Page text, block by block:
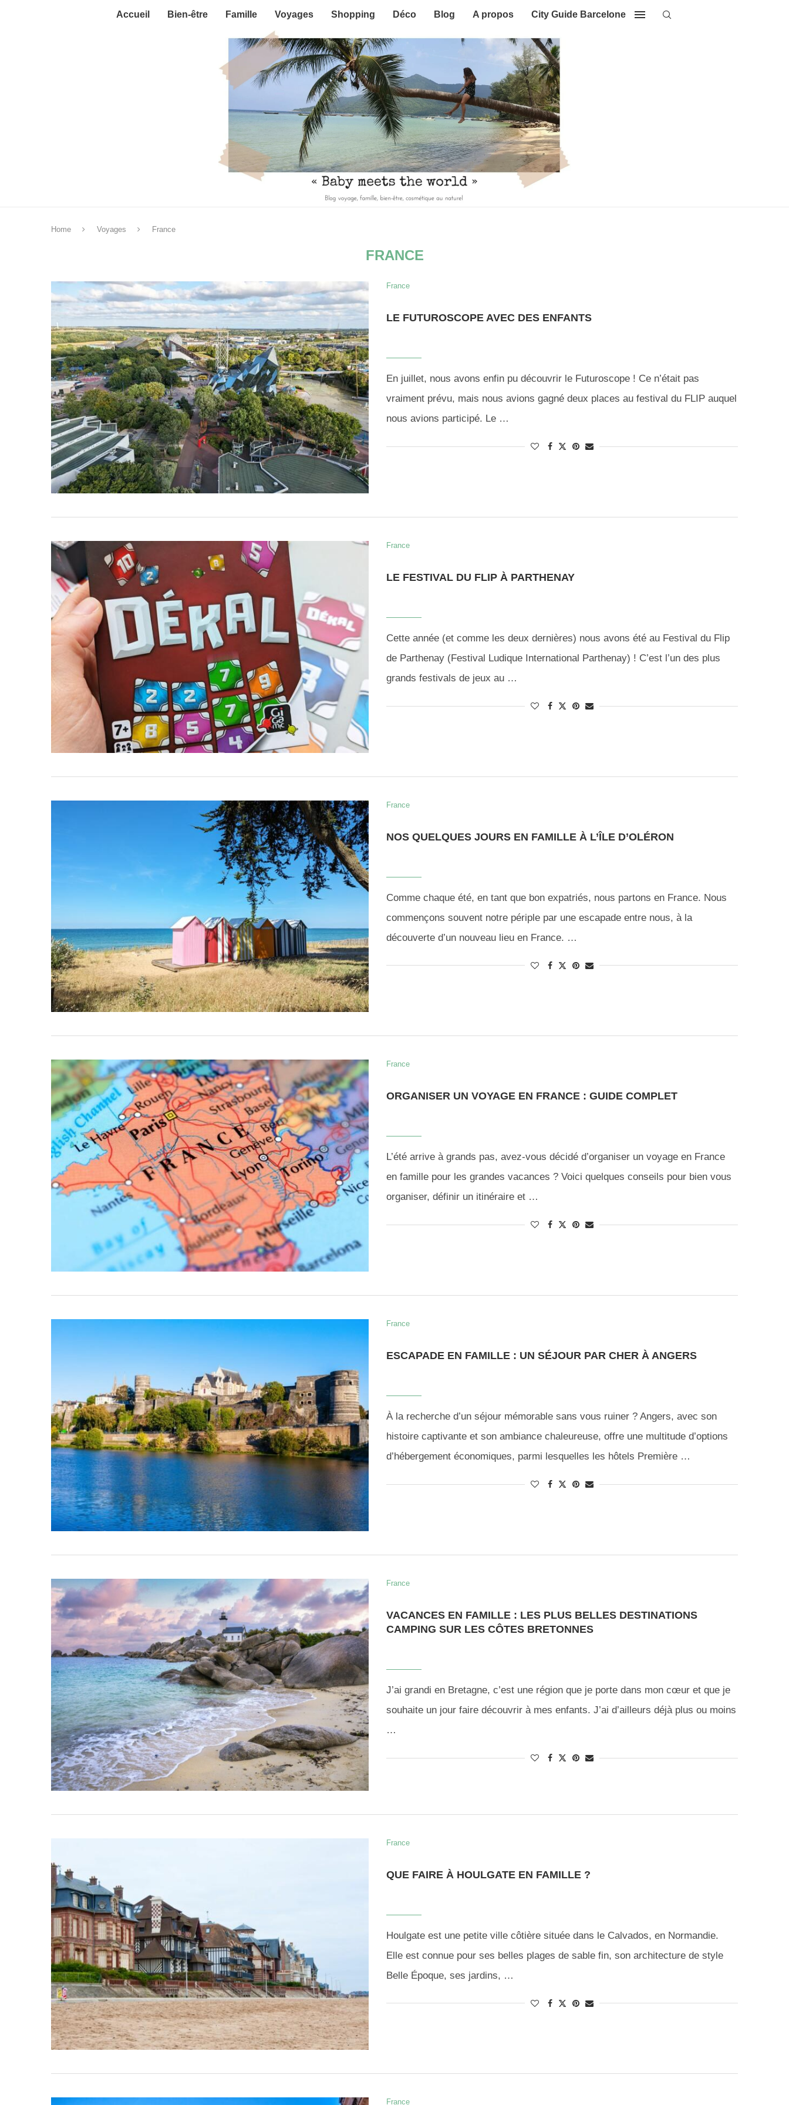
Accueil Bien-être Famille Voyages Shopping Déco Blog A propos City Guide Barcelone
Home Voyages France
FRANCE
France
LE FUTUROSCOPE AVEC DES ENFANTS
En juillet, nous avons enfin pu découvrir le Futuroscope ! Ce n’était pas
vraiment prévu, mais nous avions gagné deux places au festival du FLIP auquel
nous avions participé. Le …
France
LE FESTIVAL DU FLIP À PARTHENAY
Cette année (et comme les deux dernières) nous avons été au Festival du Flip
de Parthenay (Festival Ludique International Parthenay) ! C’est l’un des plus
grands festivals de jeux au …
France
NOS QUELQUES JOURS EN FAMILLE À L’ÎLE D’OLÉRON
Comme chaque été, en tant que bon expatriés, nous partons en France. Nous
commençons souvent notre périple par une escapade entre nous, à la
découverte d’un nouveau lieu en France. …
France
ORGANISER UN VOYAGE EN FRANCE : GUIDE COMPLET
L’été arrive à grands pas, avez-vous décidé d’organiser un voyage en France
en famille pour les grandes vacances ? Voici quelques conseils pour bien vous
organiser, définir un itinéraire et …
France
ESCAPADE EN FAMILLE : UN SÉJOUR PAR CHER À ANGERS
À la recherche d’un séjour mémorable sans vous ruiner ? Angers, avec son
histoire captivante et son ambiance chaleureuse, offre une multitude d’options
d’hébergement économiques, parmi lesquelles les hôtels Première …
France
VACANCES EN FAMILLE : LES PLUS BELLES DESTINATIONS
CAMPING SUR LES CÔTES BRETONNES
J’ai grandi en Bretagne, c’est une région que je porte dans mon cœur et que je
souhaite un jour faire découvrir à mes enfants. J’ai d’ailleurs déjà plus ou moins
…
France
QUE FAIRE À HOULGATE EN FAMILLE ?
Houlgate est une petite ville côtière située dans le Calvados, en Normandie.
Elle est connue pour ses belles plages de sable fin, son architecture de style
Belle Époque, ses jardins, …
France